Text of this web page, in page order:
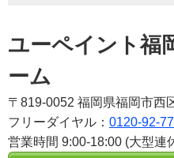
ユーペイント福
ーム
〒819-0052 福岡県福岡市西
フリーダイヤル： 0120-92-
営業時間 9:00-18:00 (大型